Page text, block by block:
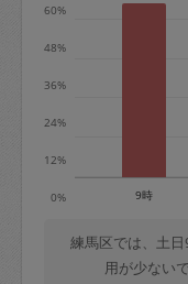
0%
12%
24%
36%
48%
60%
9時
練馬区では、土
用が少ない